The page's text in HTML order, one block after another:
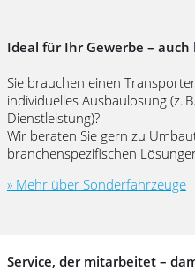
Ideal für Ihr Gewerbe –
Sie brauchen einen
individuelles Ausbaulösung (z.
Dienstleistung)?
Wir beraten Sie gern zu
branchenspezifischen
» Mehr über Sonderfahrzeuge
Service, der mitarbeitet –